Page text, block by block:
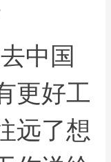
中国
更好工
远了想